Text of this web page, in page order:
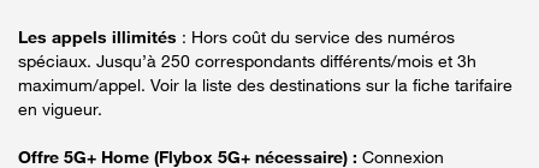
Les appels illimités : Hors coût du service des numéros
spéciaux. Jusqu’à 250 correspondants différents/mois et 3h
maximum/appel. Voir la liste des destinations sur la fiche tarifaire
en vigueur.
Offre 5G+ Home (Flybox 5G+ nécessaire) : Connexion